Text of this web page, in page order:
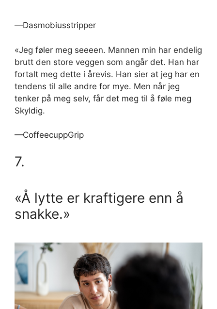
—Dasmobiusstripper
«Jeg føler meg seeeen. Mannen min har endelig
brutt den store veggen som angår det. Han har
fortalt meg dette i årevis. Han sier at jeg har en
tendens til alle andre for mye. Men når jeg
tenker på meg selv, får det meg til å føle meg
Skyldig.
—CoffeecuppGrip
7.
«Å lytte er kraftigere enn å
snakke.»